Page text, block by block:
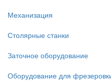
Механизация
Столярные станки
Заточное оборудование
Оборудование для